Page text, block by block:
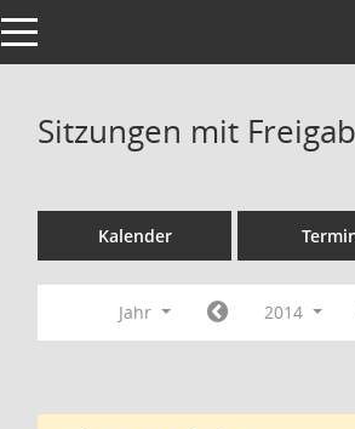
Toggle navigation
Sitzungen mit
Kalender
Jahr 2014